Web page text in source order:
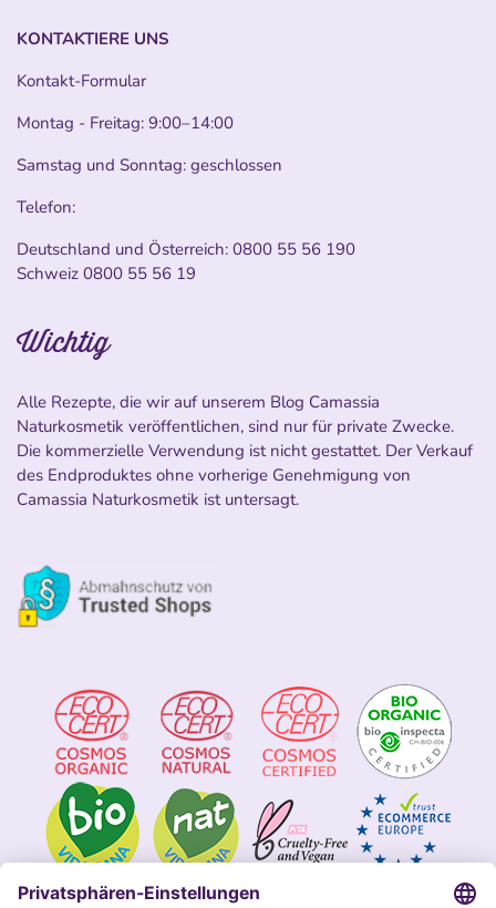
KONTAKTIERE UNS
Kontakt-Formular
Montag - Freitag: 9:00–14:00
Samstag und Sonntag: geschlossen
Telefon:
Deutschland und Österreich: 0800 55 56 190
Schweiz 0800 55 56 19
Wichtig
Alle Rezepte, die wir auf unserem Blog Camassia
Naturkosmetik veröffentlichen, sind nur für private Zwecke.
Die kommerzielle Verwendung ist nicht gestattet. Der Verkauf
des Endproduktes ohne vorherige Genehmigung von
Camassia Naturkosmetik ist untersagt.